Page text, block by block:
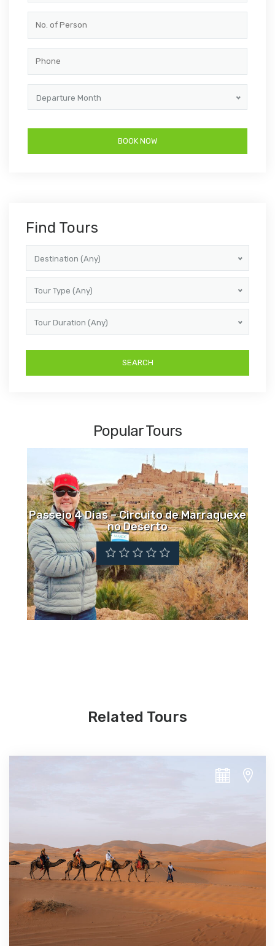
Departure Month
Find Tours
Destination (Any)
Tour Type (Any)
Tour Duration (Any)
Popular Tours
Passeio 4 Dias – Circuito de Marraquexe
no Deserto
Related Tours